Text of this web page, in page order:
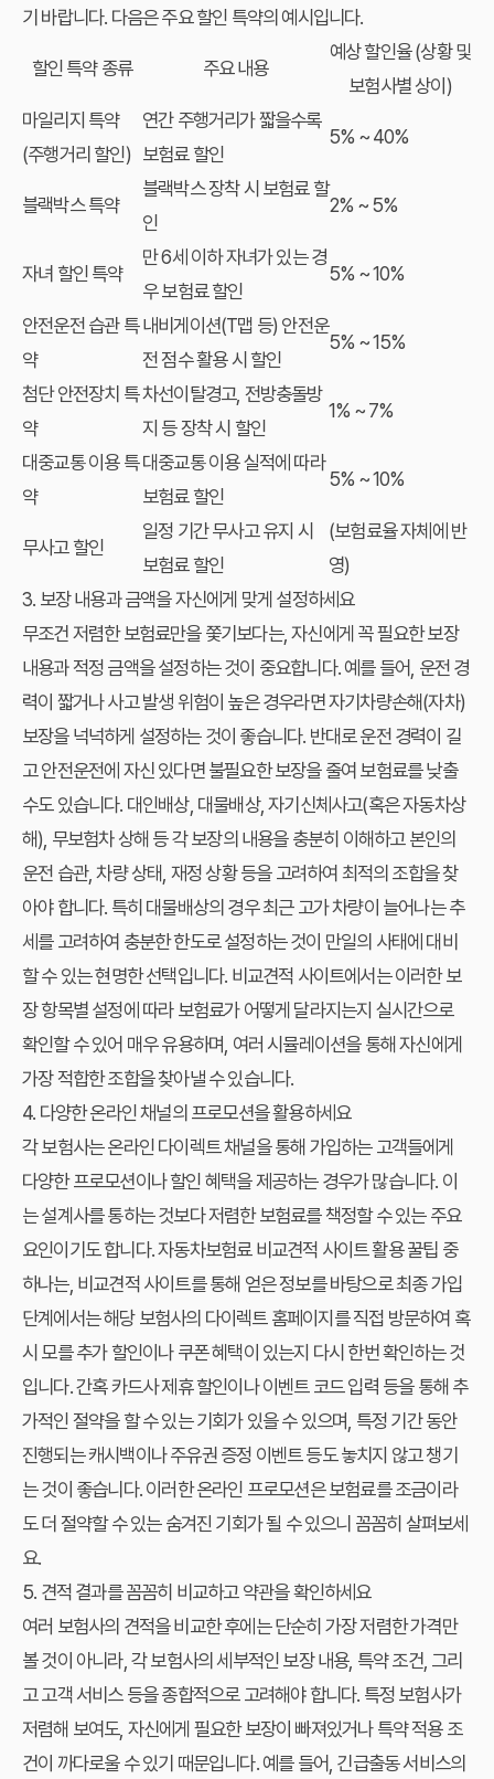
기 바랍니다. 다음은 주요 할인 특약의 예시입니다.
할인 특약 종류 주요 내용
예상 할인율 (상황 및
보험사별 상이)
마일리지 특약
(주행거리 할인)
연간 주행거리가 짧을수록
보험료 할인
5% ~ 40%
블랙박스 특약
블랙박스 장착 시 보험료 할
인
2% ~ 5%
자녀 할인 특약
만 6세 이하 자녀가 있는 경
우 보험료 할인
5% ~ 10%
안전운전 습관 특
약
내비게이션(T맵 등) 안전운
전 점수 활용 시 할인
5% ~ 15%
첨단 안전장치 특
약
차선이탈경고, 전방충돌방
지 등 장착 시 할인
1% ~ 7%
대중교통 이용 특
약
대중교통 이용 실적에 따라
보험료 할인
5% ~ 10%
무사고 할인
일정 기간 무사고 유지 시
보험료 할인
(보험료율 자체에 반
영)
3. 보장 내용과 금액을 자신에게 맞게 설정하세요
무조건 저렴한 보험료만을 쫓기보다는, 자신에게 꼭 필요한 보장
내용과 적정 금액을 설정하는 것이 중요합니다. 예를 들어, 운전 경
력이 짧거나 사고 발생 위험이 높은 경우라면 자기차량손해(자차)
보장을 넉넉하게 설정하는 것이 좋습니다. 반대로 운전 경력이 길
고 안전운전에 자신 있다면 불필요한 보장을 줄여 보험료를 낮출
수도 있습니다. 대인배상, 대물배상, 자기신체사고(혹은 자동차상
해), 무보험차 상해 등 각 보장의 내용을 충분히 이해하고 본인의
운전 습관, 차량 상태, 재정 상황 등을 고려하여 최적의 조합을 찾
아야 합니다. 특히 대물배상의 경우 최근 고가 차량이 늘어나는 추
세를 고려하여 충분한 한도로 설정하는 것이 만일의 사태에 대비
할 수 있는 현명한 선택입니다. 비교견적 사이트에서는 이러한 보
장 항목별 설정에 따라 보험료가 어떻게 달라지는지 실시간으로
확인할 수 있어 매우 유용하며, 여러 시뮬레이션을 통해 자신에게
가장 적합한 조합을 찾아낼 수 있습니다.
4. 다양한 온라인 채널의 프로모션을 활용하세요
각 보험사는 온라인 다이렉트 채널을 통해 가입하는 고객들에게
다양한 프로모션이나 할인 혜택을 제공하는 경우가 많습니다. 이
는 설계사를 통하는 것보다 저렴한 보험료를 책정할 수 있는 주요
요인이기도 합니다.자동차보험료 비교견적 사이트 활용 꿀팁 중
하나는, 비교견적 사이트를 통해 얻은 정보를 바탕으로 최종 가입
단계에서는 해당 보험사의 다이렉트 홈페이지를 직접 방문하여 혹
시 모를 추가 할인이나 쿠폰 혜택이 있는지 다시 한번 확인하는 것
입니다. 간혹 카드사 제휴 할인이나 이벤트 코드 입력 등을 통해 추
가적인 절약을 할 수 있는 기회가 있을 수 있으며, 특정 기간 동안
진행되는 캐시백이나 주유권 증정 이벤트 등도 놓치지 않고 챙기
는 것이 좋습니다. 이러한 온라인 프로모션은 보험료를 조금이라
도 더 절약할 수 있는 숨겨진 기회가 될 수 있으니 꼼꼼히 살펴보세
요.
5. 견적 결과를 꼼꼼히 비교하고 약관을 확인하세요
여러 보험사의 견적을 비교한 후에는 단순히 가장 저렴한 가격만
볼 것이 아니라, 각 보험사의 세부적인 보장 내용, 특약 조건, 그리
고 고객 서비스 등을 종합적으로 고려해야 합니다. 특정 보험사가
저렴해 보여도, 자신에게 필요한 보장이 빠져있거나 특약 적용 조
건이 까다로울 수 있기 때문입니다. 예를 들어, 긴급출동 서비스의